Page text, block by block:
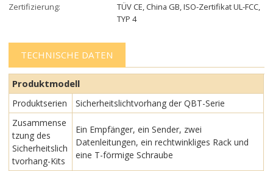
Zertifizierung:
TÜV CE, China GB, ISO-Zertifikat UL-FCC,
TYP 4
TECHNISCHE DATEN
Produktmodell
Produktserien
Sicherheitslichtvorhang der QBT-Serie
Zusammense
tzung des
Sicherheitslich
tvorhang-Kits
Ein Empfänger, ein Sender, zwei
Datenleitungen, ein rechtwinkliges Rack und
eine T-förmige Schraube